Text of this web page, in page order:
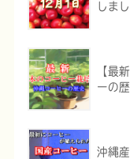
しま
【最
ーの歴
沖縄